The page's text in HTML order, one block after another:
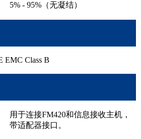
5% - 95%（无凝结）
EMC Class B
用于连接FM420和信息接收主机，
带适配器接口。